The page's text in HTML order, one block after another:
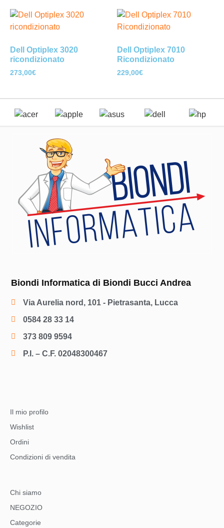
Dell Optiplex 3020
ricondizionato
273,00€
Dell Optiplex 7010
Ricondizionato
229,00€
Biondi Informatica di Biondi Bucci Andrea
Via Aurelia nord, 101 - Pietrasanta, Lucca
0584 28 33 14
373 809 9594
P.I. – C.F. 02048300467
Il mio profilo
Wishlist
Ordini
Condizioni di vendita
Chi siamo
NEGOZIO
Categorie